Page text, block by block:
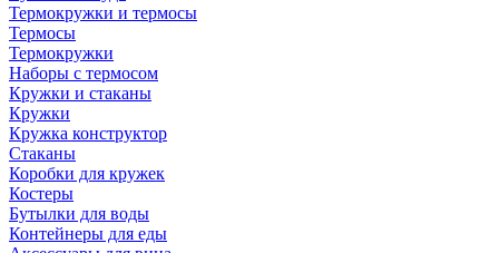
Термокружки и термосы
Термосы
Термокружки
Наборы с термосом
Кружки и стаканы
Кружки
Кружка конструктор
Стаканы
Коробки для кружек
Костеры
Бутылки для воды
Контейнеры для еды